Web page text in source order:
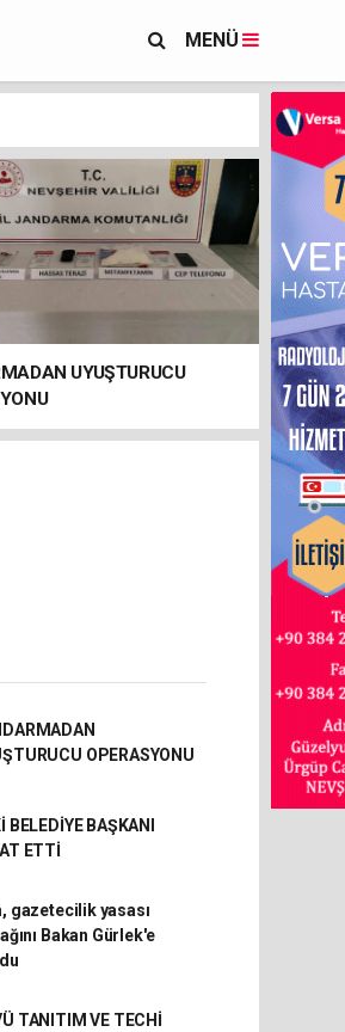
MENÜ
UYUŞTURUCU
OPERASYONU
BELEDİYE BAŞKANI
ETTİ
gazetecilik yasası
Bakan Gürlek'e
TANITIM VE TECHİ